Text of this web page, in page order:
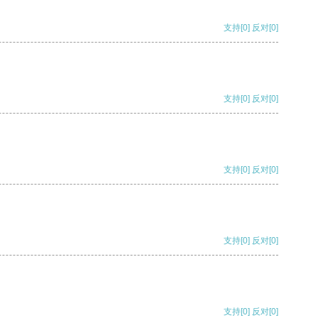
支持[0] 反对[0]
支持[0] 反对[0]
支持[0] 反对[0]
支持[0] 反对[0]
支持[0] 反对[0]